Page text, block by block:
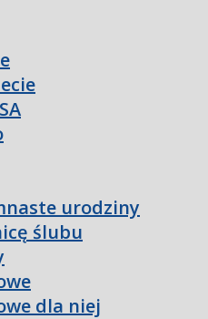
urodziny
ślubu
dla niej